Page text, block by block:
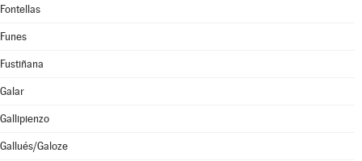
Fontellas
Funes
Fustiñana
Galar
Gallipienzo
Gallués/Galoze